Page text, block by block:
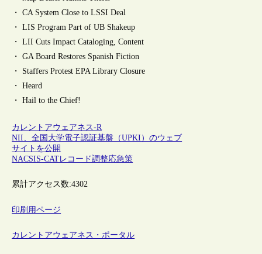
・ CA System Close to LSSI Deal
・ LIS Program Part of UB Shakeup
・ LII Cuts Impact Cataloging, Content
・ GA Board Restores Spanish Fiction
・ Staffers Protest EPA Library Closure
・ Heard
・ Hail to the Chief!
カレントアウェアネス-R
NII、全国大学電子認証基盤（UPKI）のウェブ
サイトを公開
NACSIS-CATレコード調整応急策
累計アクセス数:4302
印刷用ページ
カレントアウェアネス・ポータル